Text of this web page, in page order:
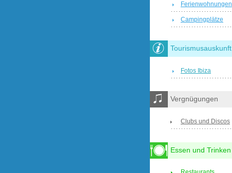
Ferienwohnungen
Campingplätze
Tourismusauskunft
Fotos Ibiza
Vergnügungen
Clubs und Discos
Essen und Trinken